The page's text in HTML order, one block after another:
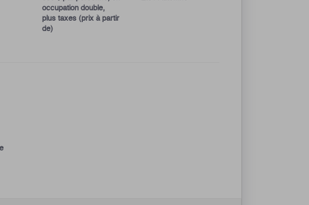
occupation double,
plus taxes (prix à partir
de)